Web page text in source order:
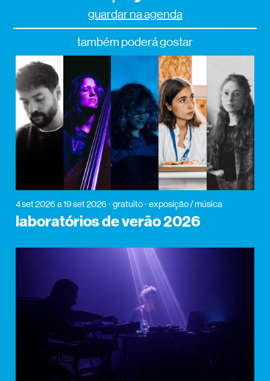
guardar na agenda
também poderá gostar
4 set 2026 a 19 set 2026 gratuito exposição / música
laboratórios de verão 2026